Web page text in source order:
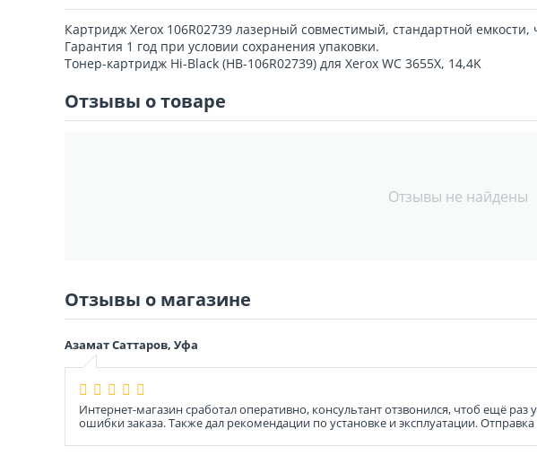
Картридж Xerox 106R02739 лазерный совместимый, стандартной
Гарантия 1 год при условии сохранения упаковки.
Тонер-картридж Hi-Black (HB-106R02739) для Xerox WC 3655X, 14,4K
Отзывы о товаре
Отзывы не найдены
Отзывы о магазине
Азамат Саттаров, Уфа
Интернет-магазин сработал оперативно, консультант отзвонился, чтоб ещё
ошибки заказа. Также дал рекомендации по установке и эксплуатации.